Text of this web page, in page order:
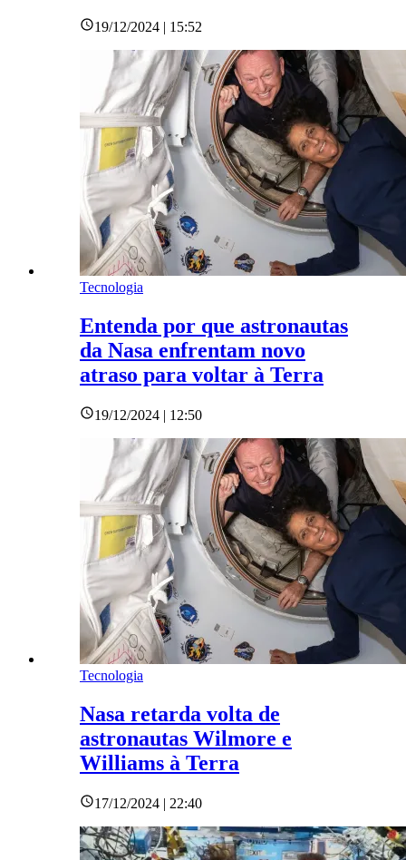
19/12/2024 | 15:52
Tecnologia
Entenda por que astronautas
da Nasa enfrentam novo
atraso para voltar à Terra
19/12/2024 | 12:50
Tecnologia
Nasa retarda volta de
astronautas Wilmore e
Williams à Terra
17/12/2024 | 22:40